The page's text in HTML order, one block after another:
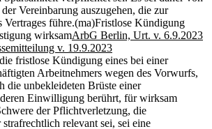
Vereinbarung auszugehen, die zur
Vertrages führe.(ma)Fristlose Kündigung
wirksamArbG Berlin, Urt. v. 6.9.2023
v. 19.9.2023
fristlose Kündigung eines bei einer
Arbeitnehmers wegen des Vorwurfs,
die unbekleideten Brüste einer
Einwilligung berührt, für wirksam
der Pflichtverletzung, die
relevant sei, sei eine